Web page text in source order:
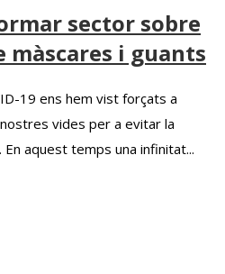
sector sobre
màscares i guants
19 ens hem vist forçats a
vides per a evitar la
aquest temps una infinitat...